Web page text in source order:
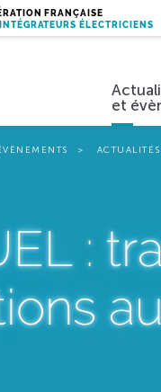
FRANÇAISE
ÉLECTRICIENS
et
ACTUALITÉS
: